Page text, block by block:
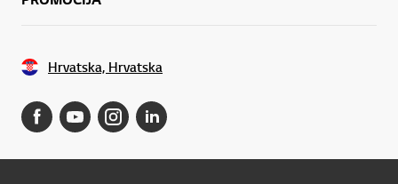
Hrvatska, Hrvatska